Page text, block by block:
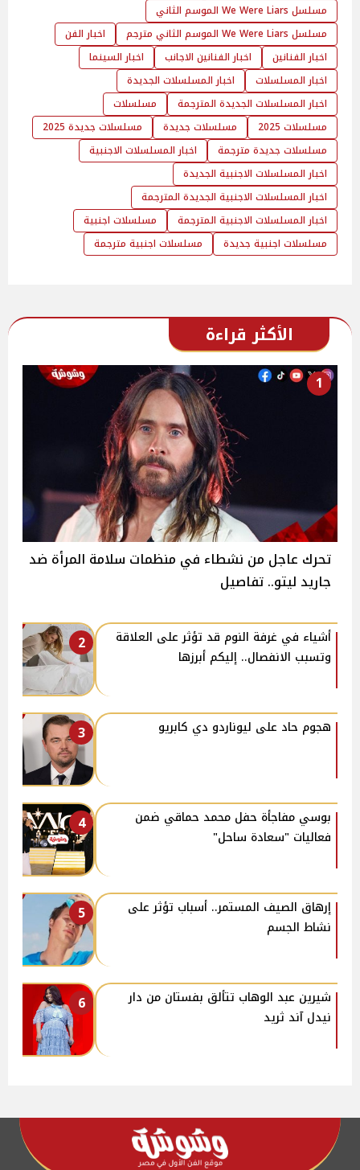
مسلسل We Were Liars الموسم الثاني
مسلسل We Were Liars الموسم الثاني مترجم
اخبار الفن
اخبار الفنانين
اخبار الفنانين الاجانب
اخبار السينما
اخبار المسلسلات
اخبار المسلسلات الجديدة
اخبار المسلسلات الجديدة المترجمة
مسلسلات
مسلسلات 2025
مسلسلات جديدة
مسلسلات جديدة 2025
مسلسلات جديدة مترجمة
اخبار المسلسلات الاجنبية
اخبار المسلسلات الاجنبية الجديدة
اخبار المسلسلات الاجنبية الجديدة المترجمة
اخبار المسلسلات الاجنبية المترجمة
مسلسلات اجنبية
مسلسلات اجنبية جديدة
مسلسلات اجنبية مترجمة
الأكثر قراءة
1
تحرك عاجل من نشطاء في منظمات سلامة المرأة ضد
جاريد ليتو.. تفاصيل
2
أشياء في غرفة النوم قد تؤثر على العلاقة
وتسبب الانفصال.. إليكم أبرزها
3 هجوم حاد على ليوناردو دي كابريو
4
بوسي مفاجأة حفل محمد حماقي ضمن
فعاليات "سعادة ساحل"
5
إرهاق الصيف المستمر.. أسباب تؤثر على
نشاط الجسم
6
شيرين عبد الوهاب تتألق بفستان من دار
نيدل آند ثريد